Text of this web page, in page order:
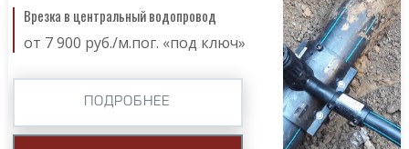
Врезка в центральный водопровод
от 7 900 руб./м.пог. «под ключ»
ПОДРОБНЕЕ